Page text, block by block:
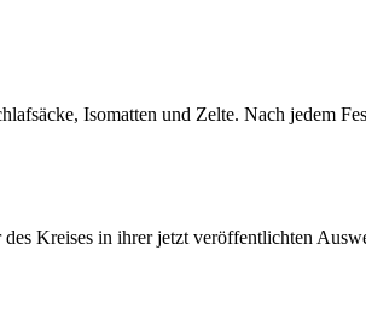
Isomatten und Zelte. Nach jedem
Kreises in ihrer jetzt veröffentlichten